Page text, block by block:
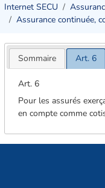
Internet SECU
Assurance continuée,
Sommaire Art. 6
Art. 6
Pour les assurés
en compte comme